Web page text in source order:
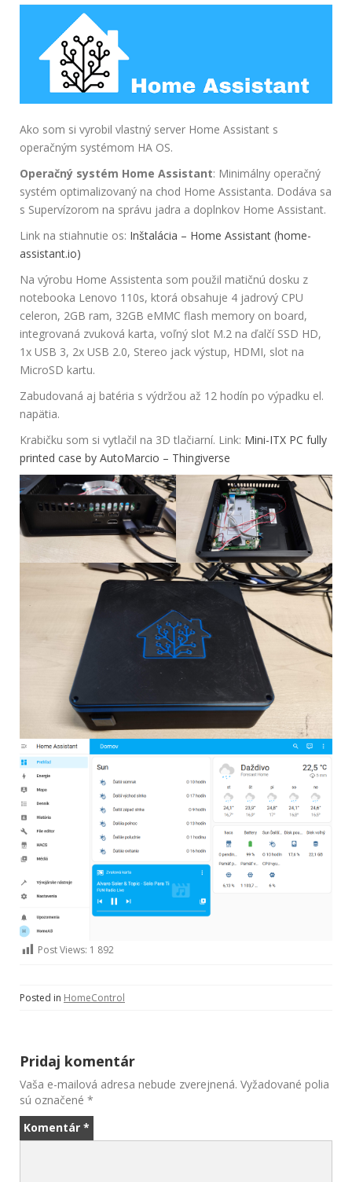
Ako som si vyrobil vlastný server Home Assistant s
operačným systémom HA OS.
Operačný systém Home Assistant: Minimálny operačný
systém optimalizovaný na chod Home Assistanta. Dodáva sa
s Supervízorom na správu jadra a doplnkov Home Assistant.
Link na stiahnutie os: Inštalácia – Home Assistant (home-
assistant.io)
Na výrobu Home Assistenta som použil matičnú dosku z
notebooka Lenovo 110s, ktorá obsahuje 4 jadrový CPU
celeron, 2GB ram, 32GB eMMC flash memory on board,
integrovaná zvuková karta, voľný slot M.2 na ďalčí SSD HD,
1x USB 3, 2x USB 2.0, Stereo jack výstup, HDMI, slot na
MicroSD kartu.
Zabudovaná aj batéria s výdržou až 12 hodín po výpadku el.
napätia.
Krabičku som si vytlačil na 3D tlačiarní. Link: Mini-ITX PC fully
printed case by AutoMarcio – Thingiverse
Post Views: 1 892
Posted in HomeControl
Pridaj komentár
Vaša e-mailová adresa nebude zverejnená. Vyžadované polia
sú označené *
Komentár *